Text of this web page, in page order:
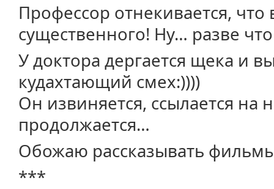
Профессор отнекивается,
существенного! Ну… разве
У доктора дергается щека и
кудахтающий смех:))))
Он извиняется, ссылается на
продолжается…
Обожаю рассказывать
***